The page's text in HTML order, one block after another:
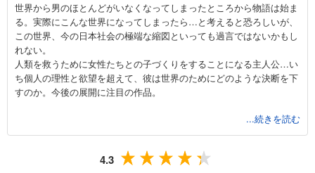
世界から男のほとんどがいなくなってしまったところから物語は始ま
る。実際にこんな世界になってしまったら…と考えると恐ろしいが、
この世界、今の日本社会の極端な縮図といっても過言ではないかもし
れない。
人類を救うために女性たちとの子づくりをすることになる主人公…い
ち個人の理性と欲望を超えて、彼は世界のためにどのような決断を下
すのか。今後の展開に注目の作品。
ハーレムものが好きな方、またちょっとしたエロスを求める方にお奨
めの一作。
...続きを読む
4.3